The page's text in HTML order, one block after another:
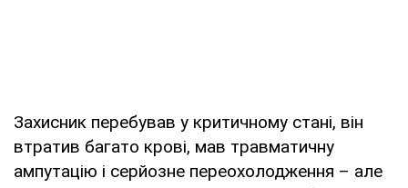
Захисник перебував у критичному стані, він
втратив багато крові, мав травматичну
ампутацію і серйозне переохолодження – але